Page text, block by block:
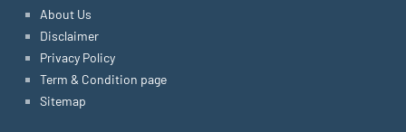
About Us
Disclaimer
Privacy Policy
Term & Condition page
Sitemap